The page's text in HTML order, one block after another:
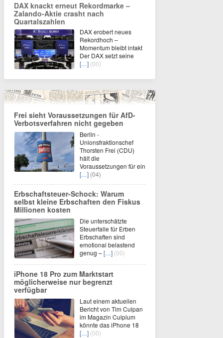
DAX knackt erneut Rekordmarke –
Zalando-Aktie crasht nach
Quartalszahlen
DAX erobert neues
Rekordhoch –
Momentum bleibt intakt
Der DAX setzt seine
[…] (00)
Frei sieht Voraussetzungen für AfD-
Verbotsverfahren nicht gegeben
Berlin -
Unionsfraktionschef
Thorsten Frei (CDU)
hält die
Voraussetzungen für ein
[…] (04)
Erbschaftsteuer-Schock: Warum
selbst kleine Erbschaften den Fiskus
Millionen kosten
Die unterschätzte
Steuerfalle für Erben
Erbschaften sind
emotional belastend
genug –[…] (00)
iPhone 18 Pro zum Marktstart
möglicherweise nur begrenzt
verfügbar
Laut einem aktuellen
Bericht von Tim Culpan
im Magazin Culpium
könnte das iPhone 18
[…] (00)